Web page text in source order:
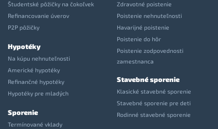
Študentské pôžičky na čokoľvek
Refinancovanie úverov
P2P pôžičky
Hypotéky
Na kúpu nehnuteľnosti
Americké hypotéky
Refinančné hypotéky
Hypotéky pre mladých
Sporenie
Termínované vklady
Zdravotné poistenie
Poistenie nehnuteľnosti
Havarijné poistenie
Poistenie do hôr
Poistenie zodpovednosti
zamestnanca
Stavebné sporenie
Klasické stavebné sporenie
Stavebné sporenie pre deti
Rodinné stavebné sporenie